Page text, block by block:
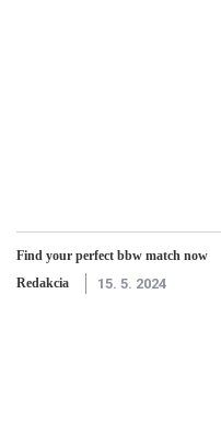
Find your perfect bbw match now
Redakcia
15. 5. 2024